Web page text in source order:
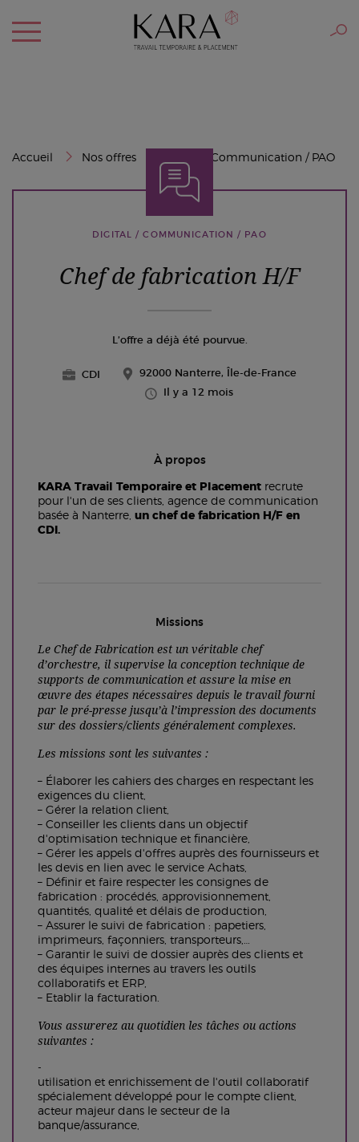
Accueil Nos offres Digital / Communication / PAO
DIGITAL / COMMUNICATION / PAO
Chef de fabrication H/F
L’offre a déjà été pourvue.
CDI
92000 Nanterre, Île-de-France
Il y a 12 mois
À propos
KARA Travail Temporaire et Placement recrute
pour l'un de ses clients, agence de communication
basée à Nanterre, un chef de fabrication H/F en
CDI.
Missions
Le Chef de Fabrication est un véritable chef
d’orchestre, il supervise la conception technique de
supports de communication et assure la mise en
œuvre des étapes nécessaires depuis le travail fourni
par le pré-presse jusqu’à l’impression des documents
sur des dossiers/clients généralement complexes.
Les missions sont les suivantes :
– Élaborer les cahiers des charges en respectant les
exigences du client,
– Gérer la relation client,
– Conseiller les clients dans un objectif
d'optimisation technique et financière,
– Gérer les appels d'offres auprès des fournisseurs et
les devis en lien avec le service Achats,
– Définir et faire respecter les consignes de
fabrication : procédés, approvisionnement,
quantités, qualité et délais de production,
– Assurer le suivi de fabrication : papetiers,
imprimeurs, façonniers, transporteurs,…
– Garantir le suivi de dossier auprès des clients et
des équipes internes au travers les outils
collaboratifs et ERP,
– Etablir la facturation.
Vous assurerez au quotidien les tâches ou actions
suivantes :
utilisation et enrichissement de l'outil collaboratif
spécialement développé pour le compte client,
acteur majeur dans le secteur de la
banque/assurance,